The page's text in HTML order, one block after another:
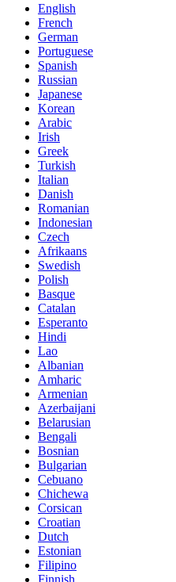
English
French
German
Portuguese
Spanish
Russian
Japanese
Korean
Arabic
Irish
Greek
Turkish
Italian
Danish
Romanian
Indonesian
Czech
Afrikaans
Swedish
Polish
Basque
Catalan
Esperanto
Hindi
Lao
Albanian
Amharic
Armenian
Azerbaijani
Belarusian
Bengali
Bosnian
Bulgarian
Cebuano
Chichewa
Corsican
Croatian
Dutch
Estonian
Filipino
Finnish